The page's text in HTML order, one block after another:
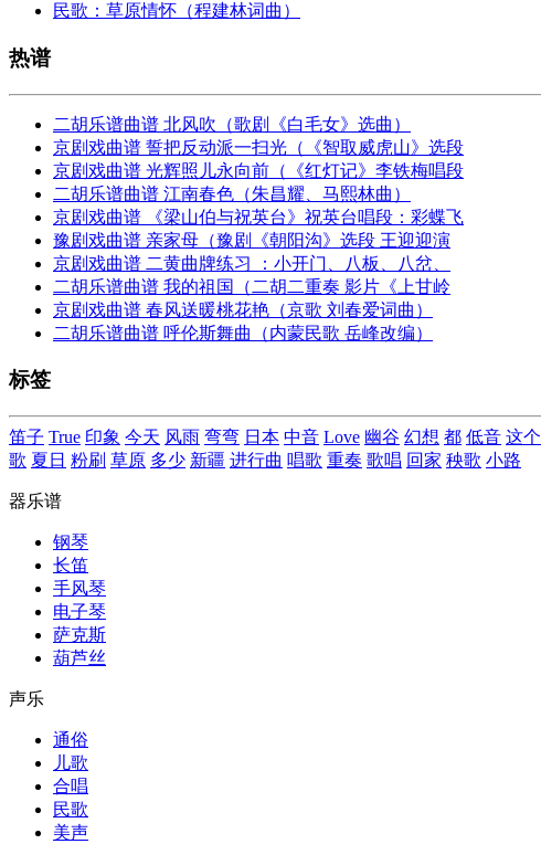
民歌：草原情怀（程建林词曲）
热谱
二胡乐谱曲谱 北风吹（歌剧《白毛女》选曲）
京剧戏曲谱 誓把反动派一扫光（《智取威虎山》选段
京剧戏曲谱 光辉照儿永向前（《红灯记》李铁梅唱段
二胡乐谱曲谱 江南春色（朱昌耀、马熙林曲）
京剧戏曲谱 《梁山伯与祝英台》祝英台唱段：彩蝶飞
豫剧戏曲谱 亲家母（豫剧《朝阳沟》选段 王迎迎演
京剧戏曲谱 二黄曲牌练习 ：小开门、八板、八岔、
二胡乐谱曲谱 我的祖国（二胡二重奏 影片《上甘岭
京剧戏曲谱 春风送暖桃花艳（京歌 刘春爱词曲）
二胡乐谱曲谱 呼伦斯舞曲（内蒙民歌 岳峰改编）
标签
笛子 True 印象 今天 风雨 弯弯 日本 中音 Love 幽谷 幻想 都 低音 这个
歌 夏日 粉刷 草原 多少 新疆 进行曲 唱歌 重奏 歌唱 回家 秧歌 小路
器乐谱
钢琴
长笛
手风琴
电子琴
萨克斯
葫芦丝
声乐
通俗
儿歌
合唱
民歌
美声